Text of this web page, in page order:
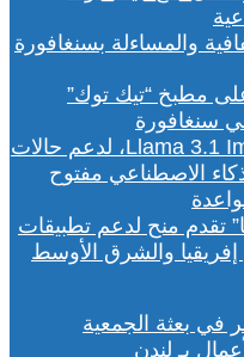
مطبخ “تيك توك”
سنغافورة
تقدم منح لدعم تطبيقات
والشرق الأوسط